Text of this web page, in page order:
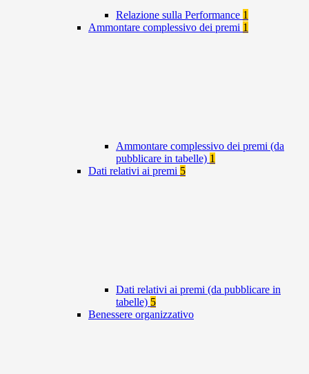
Relazione sulla Performance 1
Ammontare complessivo dei premi 1
Ammontare complessivo dei premi (da
pubblicare in tabelle) 1
Dati relativi ai premi 5
Dati relativi ai premi (da pubblicare in
tabelle) 5
Benessere organizzativo